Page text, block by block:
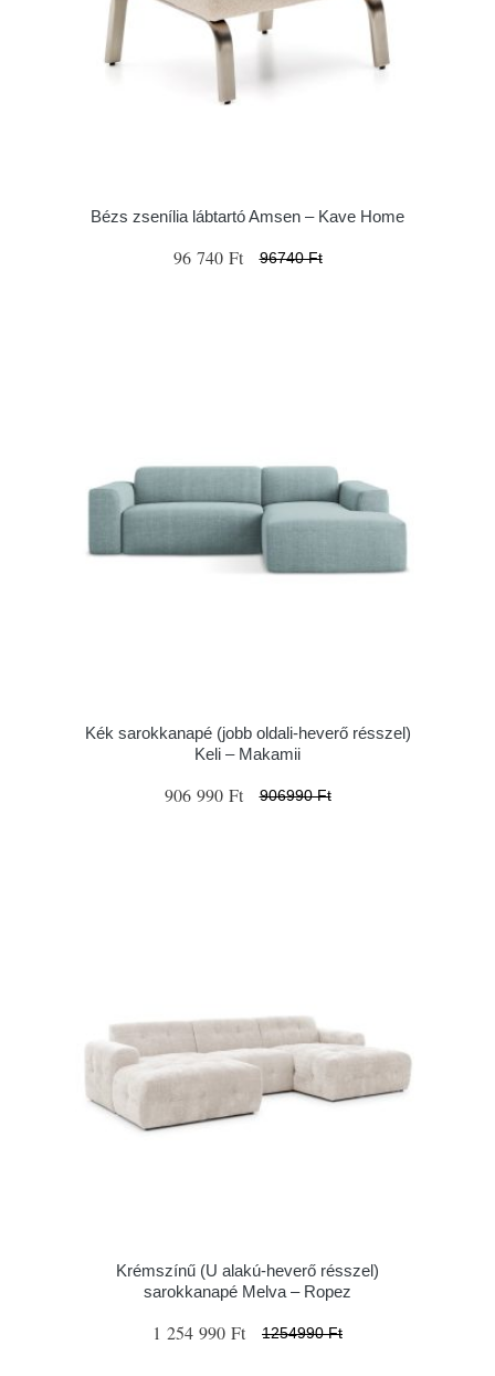
Bézs zsenília lábtartó Amsen – Kave Home
96 740 Ft 96740 Ft
Kék sarokkanapé (jobb oldali-heverő résszel)
Keli – Makamii
906 990 Ft 906990 Ft
Krémszínű (U alakú-heverő résszel)
sarokkanapé Melva – Ropez
1 254 990 Ft 1254990 Ft